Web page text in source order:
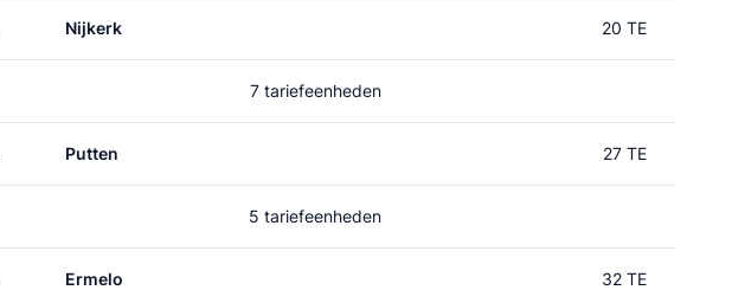
Nijkerk 20 TE
7 tariefeenheden
Putten 27 TE
5 tariefeenheden
Ermelo 32 TE